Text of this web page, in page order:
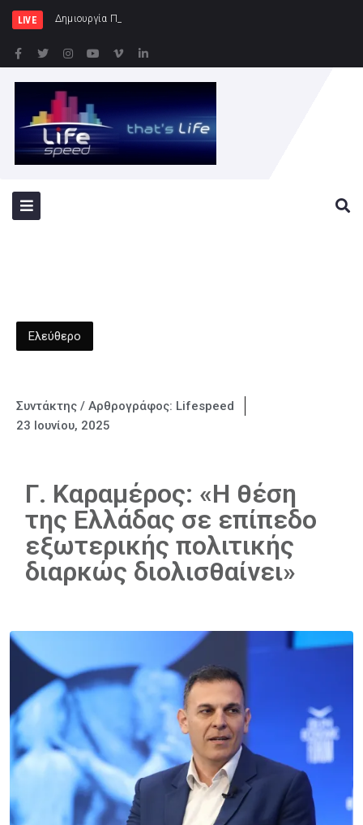
LIVE Δημιουργία Παρατηρητηρίου Έργων στην Περι
Ελεύθερο
Συντάκτης / Αρθρογράφος: Lifespeed
23 Ιουνίου, 2025
Γ. Καραμέρος: «Η θέση
της Ελλάδας σε επίπεδο
εξωτερικής πολιτικής
διαρκώς διολισθαίνει»